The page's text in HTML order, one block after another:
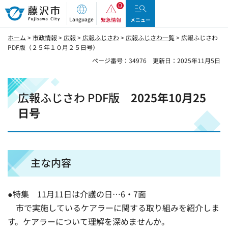
藤沢市
Language 緊急情報 メニュー
ホーム >市政情報 > 広報 > 広報ふじさわ > 広報ふじさわ一覧> 広報ふじさわ
PDF版（２５年１０月２５日号）
ページ番号：34976
更新日：2025年11月5日
広報ふじさわ PDF版 2025年10月25
日号
主な内容
●特集 11月11日は介護の日…6・7面
市で実施しているケアラーに関する取り組みを紹介しま
す。ケアラーについて理解を深めませんか。